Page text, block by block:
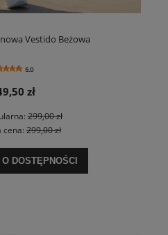
Vestido Beżowa
5.0
zł
299,00 zł
cena: 299,00 zł
DOSTĘPNOŚCI